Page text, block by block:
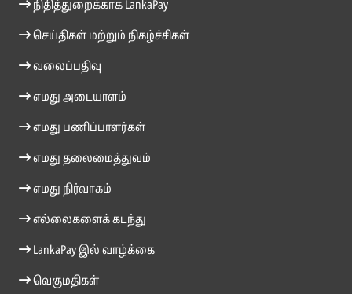
நிதித்துறைக்காக LankaPay
செய்திகள் மற்றும் நிகழ்ச்சிகள்
வலைப்பதிவு
எமது அடையாளம்
எமது பணிப்பாளர்கள்
எமது தலைமைத்துவம்
எமது நிர்வாகம்
எல்லைகளைக் கடந்து
LankaPay இல் வாழ்க்கை
வெகுமதிகள்